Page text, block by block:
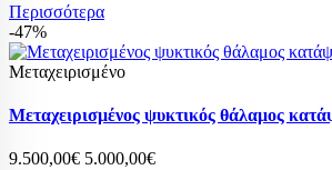
Περισσότερα
-47%
Μεταχειρισμένο
Μεταχειρισμένος ψυκτικός θάλαμος
9.500,00€ 5.000,00€